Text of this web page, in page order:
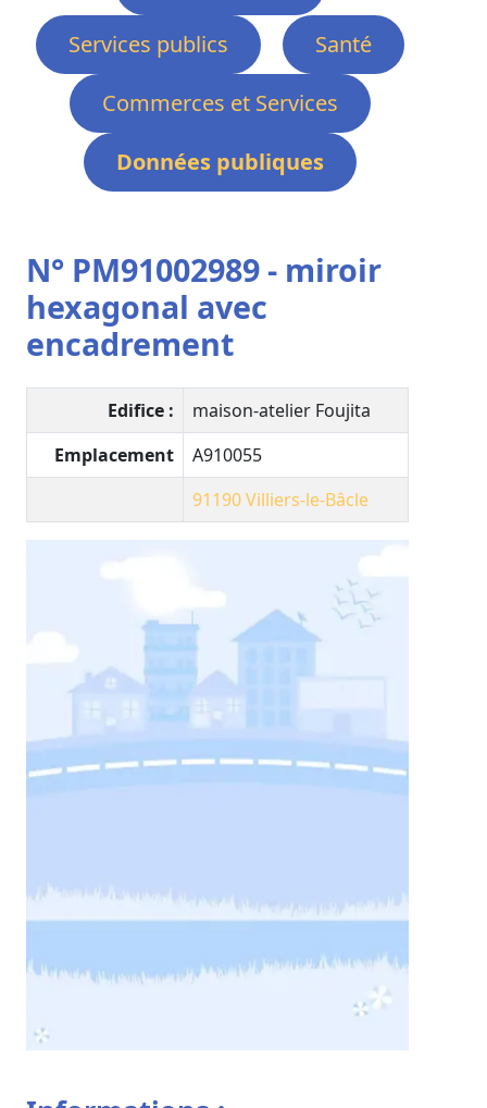
Services publics
Santé
Commerces et Services
Données publiques
N° PM91002989 - miroir
hexagonal avec
encadrement
Edifice :
maison-atelier Foujita
Emplacement
A910055
91190Villiers-le-Bâcle